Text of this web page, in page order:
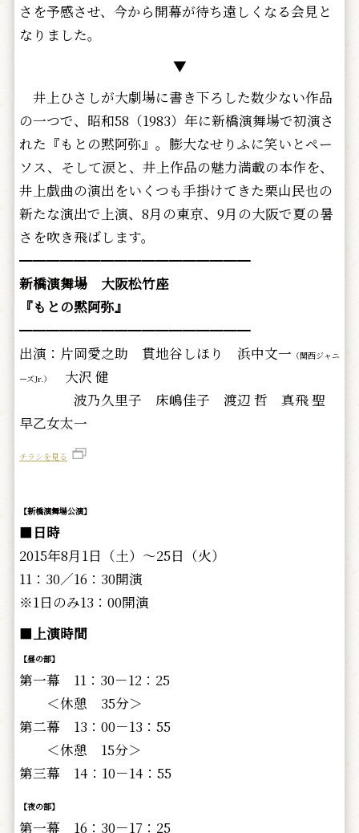
さを予感させ、今から開幕が待ち遠しくなる会見と
なりました。
▼
井上ひさしが大劇場に書き下ろした数少ない作品
の一つで、昭和58（1983）年に新橋演舞場で初演さ
れた『もとの黙阿弥』。膨大なせりふに笑いとペー
ソス、そして涙と、井上作品の魅力満載の本作を、
井上戯曲の演出をいくつも手掛けてきた栗山民也の
新たな演出で上演、8月の東京、9月の大阪で夏の暑
さを吹き飛ばします。
━━━━━━━━━━━━━━━━━
新橋演舞場 大阪松竹座
『もとの黙阿弥』
━━━━━━━━━━━━━━━━━
出演：片岡愛之助 貫地谷しほり 浜中文一 （関西ジャニ
ーズJr.）
大沢 健
波乃久里子 床嶋佳子 渡辺 哲 真飛 聖
早乙女太一
チラシを見る
【新橋演舞場公演】
■ 日時
2015年8月1日（土）～25日（火）
11：30／16：30開演
※1日のみ13：00開演
■ 上演時間
【昼の部】
第一幕 11：30－12：25
＜休憩 35分＞
第二幕 13：00－13：55
＜休憩 15分＞
第三幕 14：10－14：55
【夜の部】
第一幕 16：30－17：25